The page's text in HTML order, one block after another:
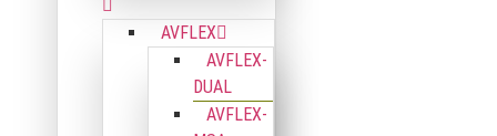
AVFLEX
AVFLEX-
DUAL
AVFLEX-